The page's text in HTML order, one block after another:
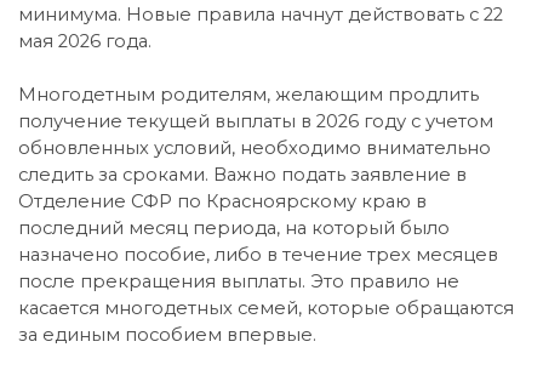
минимума. Новые правила начнут действовать с 22
мая 2026 года.
Многодетным родителям, желающим продлить
получение текущей выплаты в 2026 году с учетом
обновленных условий, необходимо внимательно
следить за сроками. Важно подать заявление в
Отделение СФР по Красноярскому краю в
последний месяц периода, на который было
назначено пособие, либо в течение трех месяцев
после прекращения выплаты. Это правило не
касается многодетных семей, которые обращаются
за единым пособием впервые.